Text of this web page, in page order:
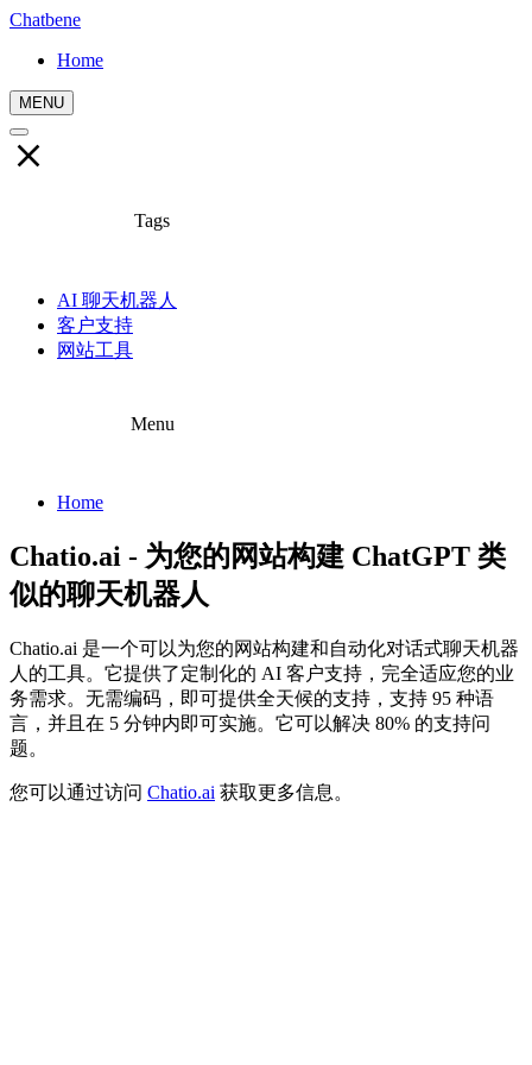
Chatbene
Home
MENU
Tags
AI 聊天机器人
客户支持
网站工具
Menu
Home
Chatio.ai - 为您的网站构建 ChatGPT 类
似的聊天机器人
Chatio.ai 是一个可以为您的网站构建和自动化对话式聊天机器
人的工具。它提供了定制化的 AI 客户支持，完全适应您的业
务需求。无需编码，即可提供全天候的支持，支持 95 种语
言，并且在 5 分钟内即可实施。它可以解决 80% 的支持问
题。
您可以通过访问 Chatio.ai 获取更多信息。